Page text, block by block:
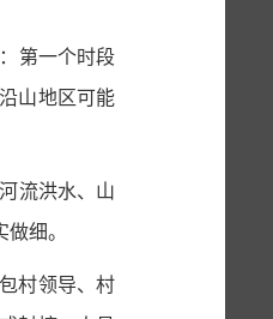
第一个时段
山地区可能
流洪水、山
细。
村领导、村